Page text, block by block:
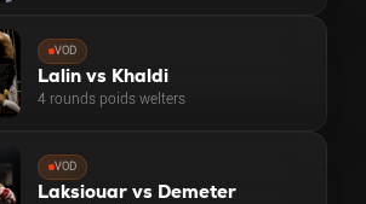
VOD
Lalin vs Khaldi
4 rounds poids welters
VOD
Laksiouar vs Demeter